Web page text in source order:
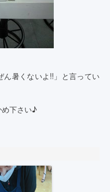
ん暑くないよ!!」と言ってい
め下さい♪